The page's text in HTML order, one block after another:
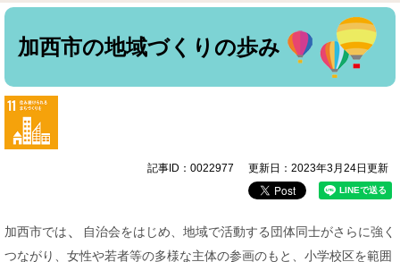
本
加西市の地域づくりの歩み
記事ID：0022977 更新日：2023年3月24日更新
加西市では、
自治会をはじめ、地域で活動する団体同士がさらに強く
つながり、女性や若者等の多様な主体の参画のもと、小学校区を範囲